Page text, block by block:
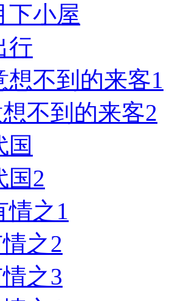
下小屋
行
想不到的来客1
不到的来客2
国
国2
情之1
之2
之3